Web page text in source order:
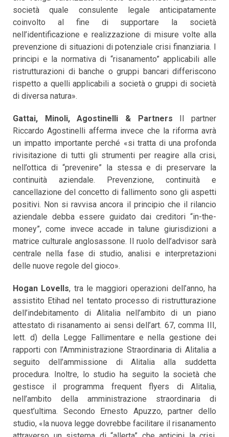
società quale consulente legale anticipatamente
coinvolto al fine di supportare la società
nell’identificazione e realizzazione di misure volte alla
prevenzione di situazioni di potenziale crisi finanziaria. I
principi e la normativa di “risanamento” applicabili alle
ristrutturazioni di banche o gruppi bancari differiscono
rispetto a quelli applicabili a società o gruppi di società
di diversa natura».
Gattai, Minoli, Agostinelli & Partners Il partner
Riccardo Agostinelli afferma invece che la riforma avrà
un impatto importante perché «si tratta di una profonda
rivisitazione di tutti gli strumenti per reagire alla crisi,
nell’ottica di “prevenire” la stessa e di preservare la
continuità aziendale. Prevenzione, continuità e
cancellazione del concetto di fallimento sono gli aspetti
positivi. Non si ravvisa ancora il principio che il rilancio
aziendale debba essere guidato dai creditori “in-the-
money”, come invece accade in talune giurisdizioni a
matrice culturale anglosassone. Il ruolo dell’advisor sarà
centrale nella fase di studio, analisi e interpretazioni
delle nuove regole del gioco».
Hogan Lovells, tra le maggiori operazioni dell’anno, ha
assistito Etihad nel tentato processo di ristrutturazione
dell’indebitamento di Alitalia nell’ambito di un piano
attestato di risanamento ai sensi dell’art. 67, comma III,
lett. d) della Legge Fallimentare e nella gestione dei
rapporti con l’Amministrazione Straordinaria di Alitalia a
seguito dell’ammissione di Alitalia alla suddetta
procedura. Inoltre, lo studio ha seguito la società che
gestisce il programma frequent flyers di Alitalia,
nell’ambito della amministrazione straordinaria di
quest’ultima. Secondo Ernesto Apuzzo, partner dello
studio, «la nuova legge dovrebbe facilitare il risanamento